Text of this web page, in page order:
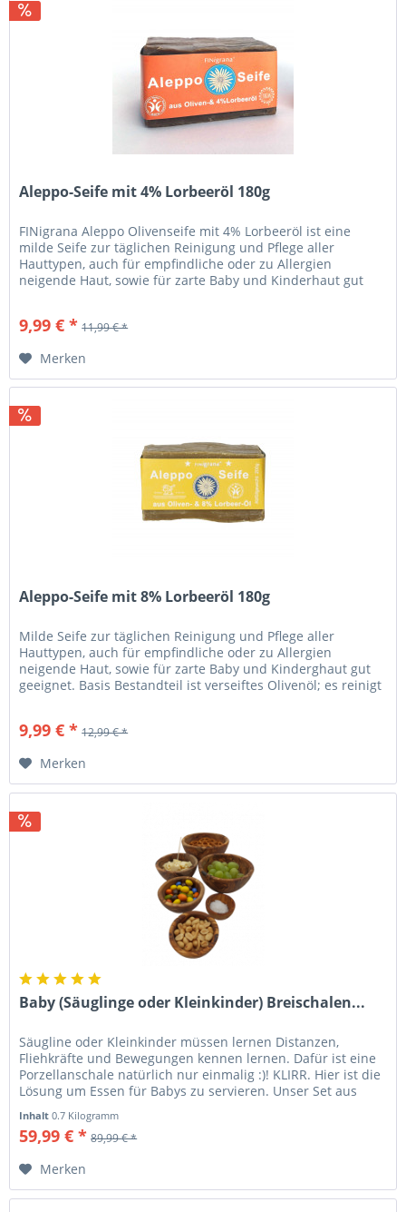
Aleppo-Seife mit 4% Lorbeeröl 180g
FINigrana Aleppo Olivenseife mit 4% Lorbeeröl ist eine
milde Seife zur täglichen Reinigung und Pflege aller
Hauttypen, auch für empfindliche oder zu Allergien
neigende Haut, sowie für zarte Baby und Kinderhaut gut
9,99 € * 11,99 € *
Merken
Aleppo-Seife mit 8% Lorbeeröl 180g
Milde Seife zur täglichen Reinigung und Pflege aller
Hauttypen, auch für empfindliche oder zu Allergien
neigende Haut, sowie für zarte Baby und Kinderghaut gut
geeignet. Basis Bestandteil ist verseiftes Olivenöl; es reinigt
9,99 € * 12,99 € *
Merken
Baby (Säuglinge oder Kleinkinder) Breischalen...
Säugline oder Kleinkinder müssen lernen Distanzen,
Fliehkräfte und Bewegungen kennen lernen. Dafür ist eine
Porzellanschale natürlich nur einmalig :)! KLIRR. Hier ist die
Lösung um Essen für Babys zu servieren. Unser Set aus
Inhalt0.7 Kilogramm
59,99 € * 89,99 € *
Merken